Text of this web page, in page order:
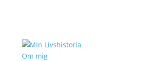
Om mig